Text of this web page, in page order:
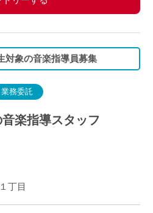
対象の音楽指導員募集
業務委託
楽指導スタッフ
丁目